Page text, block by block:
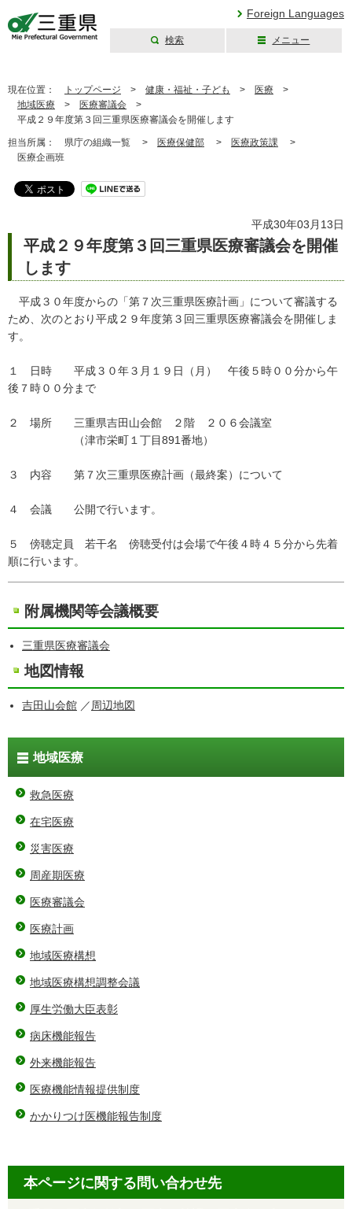
Foreign Languages
検索 メニュー
現在位置： トップページ > 健康・福祉・子ども > 医療 >
地域医療 > 医療審議会 >
平成２９年度第３回三重県医療審議会を開催します
担当所属： 県庁の組織一覧 > 医療保健部 > 医療政策課 >
医療企画班
平成30年03月13日
平成２９年度第３回三重県医療審議会を開催
します
平成３０年度からの「第７次三重県医療計画」について審議する
ため、次のとおり平成２９年度第３回三重県医療審議会を開催しま
す。
１ 日時 平成３０年３月１９日（月） 午後５時００分から午
後７時００分まで
２ 場所 三重県吉田山会館 ２階 ２０６会議室
（津市栄町１丁目891番地）
３ 内容 第７次三重県医療計画（最終案）について
４ 会議 公開で行います。
５ 傍聴定員 若干名 傍聴受付は会場で午後４時４５分から先着
順に行います。
附属機関等会議概要
三重県医療審議会
地図情報
吉田山会館 ／ 周辺地図
地域医療
救急医療
在宅医療
災害医療
周産期医療
医療審議会
医療計画
地域医療構想
地域医療構想調整会議
厚生労働大臣表彰
病床機能報告
外来機能報告
医療機能情報提供制度
かかりつけ医機能報告制度
本ページに関する問い合わせ先